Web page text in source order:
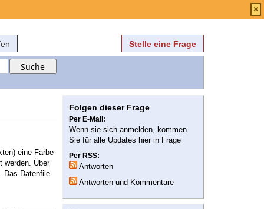
Stelle eine Frage
eine Farbe
werden. Über
Das Datenfile
Folgen dieser Frage
Per E-Mail:
Wenn sie sich anmelden, kommen
Sie für alle Updates hier in Frage
Per RSS:
Antworten
Antworten und Kommentare
×